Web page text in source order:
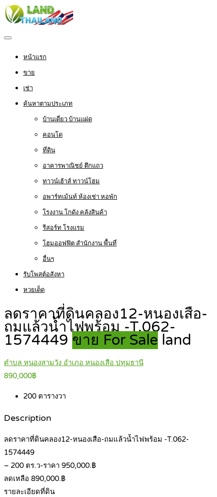
หน้าแรก
ขาย
เช่า
ค้นหาตามประเภท
บ้านเดี่ยว บ้านแฝด
คอนโด
ที่ดิน
อาคารพาณิชย์ ตึกแถว
ทาวน์เฮ้าส์ ทาวน์โฮม
อพาร์ทเม้นท์ ห้องเช่า หอพัก
โรงงาน โกดัง คลังสินค้า
รีสอร์ท โรงแรม
โฮมออฟฟิต สำนักงาน พื้นที่
อื่นๆ
รับโพสต์อสังหา
หวยเด็ด
ลดราคาที่ดินคลอง12-หนองเสือ-
ถมแล้วน้ำไฟพร้อม -T.062-
1574449 ขาย For Sale land
ตำบล หนองสามวัง อำเภอ หนองเสือ ปทุมธานี
890,000฿
200 ตารางวา
Description
ลดราคาที่ดินคลอง12-หนองเสือ-ถมแล้วน้ำไฟพร้อม -T.062-
1574449
– 200 ตร.ว-ราคา 950,000.฿
ลดเหลือ 890,000.฿
รายละเอียดที่ดิน